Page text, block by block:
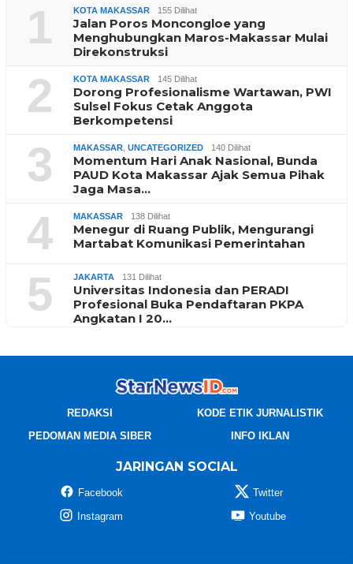
1 KOTA MAKASSAR 155 Dilihat
Jalan Poros Moncongloe yang
Menghubungkan Maros-Makassar Mulai
Direkonstruksi
2 KOTA MAKASSAR 145 Dilihat
Dorong Profesionalisme Wartawan, PWI
Sulsel Fokus Cetak Anggota
Berkompetensi
3 MAKASSAR UNCATEGORIZED 140 Dilihat
Momentum Hari Anak Nasional, Bunda
PAUD Kota Makassar Ajak Semua Pihak
Jaga Masa…
4 MAKASSAR 138 Dilihat
Menegur di Ruang Publik, Mengurangi
Martabat Komunikasi Pemerintahan
5 JAKARTA 131 Dilihat
Universitas Indonesia dan PERADI
Profesional Buka Pendaftaran PKPA
Angkatan I 20…
REDAKSI
KODE ETIK JURNALISTIK
PEDOMAN MEDIA SIBER
INFO IKLAN
JARINGAN SOCIAL
Facebook
Twitter
Instagram
Youtube